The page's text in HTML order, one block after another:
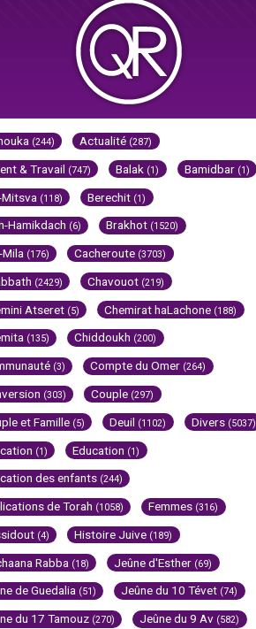
(244) Actualité (287)
& Travail (747) Balak (1) Bamidbar (1)
Mitsva (118) Berechit (1)
Hamikdach (6) Brakhot (1520)
(176) Cacheroute (3703)
(2429) Chavouot (219)
Atseret (5) Chemirat haLachone (188)
(135) Chiddoukh (200)
(3) Compte du Omer (264)
(303) Couple (297)
et Famille (5) Deuil (1102) Divers (5037)
(1) Education (1)
des enfants (244)
de Torah (1058) Femmes (316)
(4) Histoire Juive (189)
Rabba (18) Jeûne d'Esther (69)
de Guedalia (51) Jeûne du 10 Tévet (74)
du 17 Tamouz (270) Jeûne du 9 Av (582)